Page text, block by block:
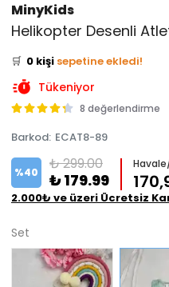
MinyKids
Helikopter Desenli
👀 Şu an 5 kişi
inceliyor!
Bu ürünü
🛒 0 kişi sepetine ekledi!
✅ Bugün 0 adet
Tükeniyor
8 değerlendirme
Barkod: ECAT8-89
%40 ₺ 299.00
₺ 179.99
2.000₺ ve üzeri Ücretsiz
Set